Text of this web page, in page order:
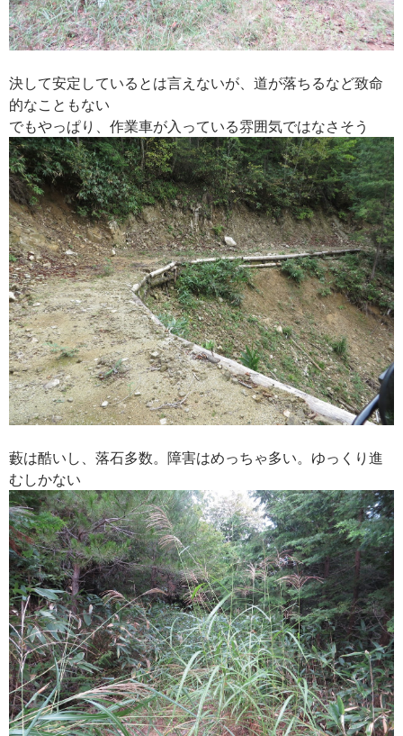
決して安定しているとは言えないが、道が落ちるなど致命
的なこともない
でもやっぱり、作業車が入っている雰囲気ではなさそう
藪は酷いし、落石多数。障害はめっちゃ多い。ゆっくり進
むしかない